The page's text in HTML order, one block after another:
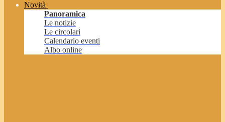
Novità
Panoramica
Le notizie
Le circolari
Calendario eventi
Albo online